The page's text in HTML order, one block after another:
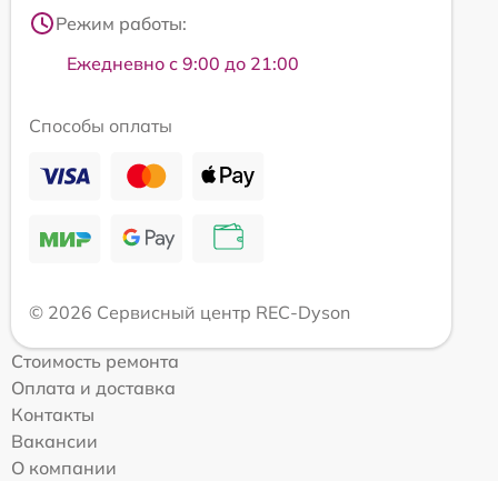
Режим работы:
Ежедневно с 9:00 до 21:00
Способы оплаты
© 2026 Сервисный центр REC-Dyson
Стоимость ремонта
Оплата и доставка
Контакты
Вакансии
О компании